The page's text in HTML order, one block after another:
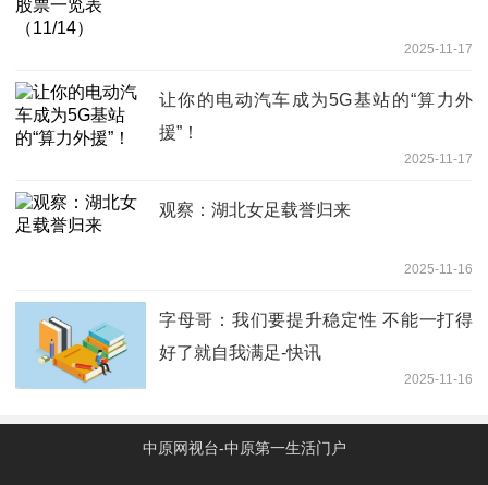
2025-11-17
让你的电动汽车成为5G基站的“算力外
援”！
2025-11-17
观察：湖北女足载誉归来
2025-11-16
字母哥：我们要提升稳定性 不能一打得
好了就自我满足-快讯
2025-11-16
中原网视台-中原第一生活门户